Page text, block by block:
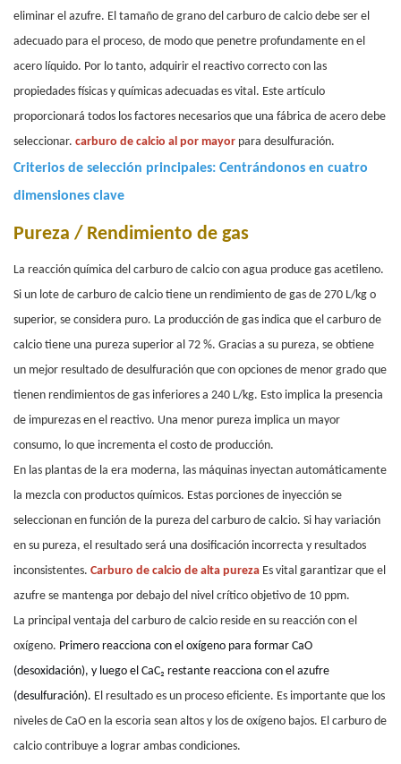
eliminar el azufre. El tamaño de grano del carburo de calcio debe ser el
adecuado para el proceso, de modo que penetre profundamente en el
acero líquido. Por lo tanto, adquirir el reactivo correcto con las
propiedades físicas y químicas adecuadas es vital. Este artículo
proporcionará todos los factores necesarios que una fábrica de acero debe
seleccionar. carburo de calcio al por mayor para desulfuración.
Criterios de selección principales: Centrándonos en cuatro
dimensiones clave
Pureza / Rendimiento de gas
La reacción química del carburo de calcio con agua produce gas acetileno.
Si un lote de carburo de calcio tiene un rendimiento de gas de 270 L/kg o
superior, se considera puro. La producción de gas indica que el carburo de
calcio tiene una pureza superior al 72 %. Gracias a su pureza, se obtiene
un mejor resultado de desulfuración que con opciones de menor grado que
tienen rendimientos de gas inferiores a 240 L/kg. Esto implica la presencia
de impurezas en el reactivo. Una menor pureza implica un mayor
consumo, lo que incrementa el costo de producción.
En las plantas de la era moderna, las máquinas inyectan automáticamente
la mezcla con productos químicos. Estas porciones de inyección se
seleccionan en función de la pureza del carburo de calcio. Si hay variación
en su pureza, el resultado será una dosificación incorrecta y resultados
inconsistentes. Carburo de calcio de alta pureza Es vital garantizar que el
azufre se mantenga por debajo del nivel crítico objetivo de 10 ppm.
La principal ventaja del carburo de calcio reside en su reacción con el
oxígeno. Primero reacciona con el oxígeno para formar CaO
(desoxidación), y luego el CaC₂ restante reacciona con el azufre
(desulfuración). El resultado es un proceso eficiente. Es importante que los
niveles de CaO en la escoria sean altos y los de oxígeno bajos. El carburo de
calcio contribuye a lograr ambas condiciones.